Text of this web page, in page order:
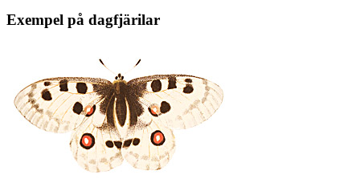
Exempel på dagfjärilar